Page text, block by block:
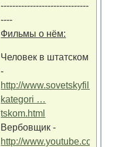
------------------------------
----
Фильмы о нём:
Человек в штатском
-
http://www.sovetskyfilm.ru/
kategori …
tskom.html
Вербовщик -
http://www.youtube.com/